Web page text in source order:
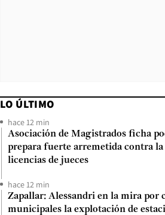
LO ÚLTIMO
hace 12 min
Asociación de Magistrados ficha
prepara fuerte arremetida contra la
licencias de jueces
hace 12 min
Zapallar: Alessandri en la mira por
municipales la explotación de